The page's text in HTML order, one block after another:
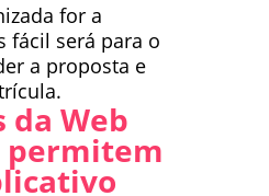
for a
fácil será para o
a proposta e
da Web
permitem